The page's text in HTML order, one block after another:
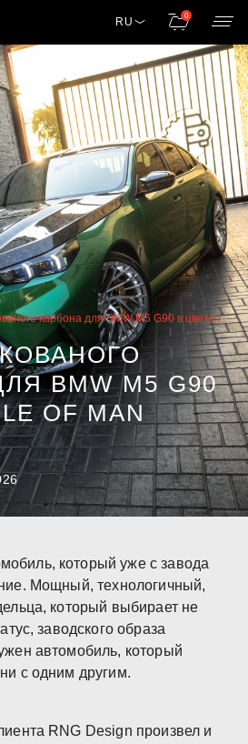
RU 0
Обвес из кованого карбона для BMW M5 G90 в цвете Isle of Man Green
BMW M5 G90
OF MAN
который уже с завода
Мощный, технологичный,
который выбирает не
заводского образа
автомобиль, который
с одним другим.
RNG Design произвел и